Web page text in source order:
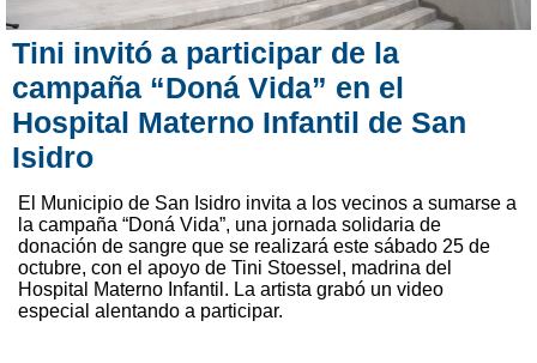
Tini invitó a participar de la
campaña “Doná Vida” en el
Hospital Materno Infantil de San
Isidro
El Municipio de San Isidro invita a los vecinos a sumarse a
la campaña “Doná Vida”, una jornada solidaria de
donación de sangre que se realizará este sábado 25 de
octubre, con el apoyo de Tini Stoessel, madrina del
Hospital Materno Infantil. La artista grabó un video
especial alentando a participar.